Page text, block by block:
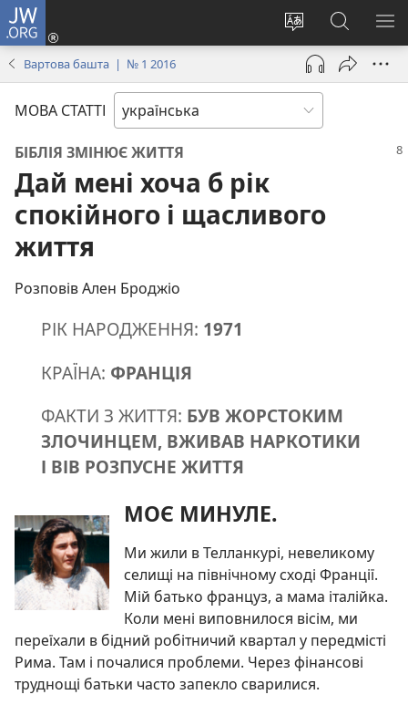
JW.ORG
Змінити
мову
сайту
Увійти
(відкривається
новому
вікні)
Пошук
на
сайті
Вартова башта | № 1 2016
МОВА СТАТТІ
БІБЛІЯ ЗМІНЮЄ ЖИТТЯ
Дай мені хоча б рік
спокійного і щасливого
життя
Розповів Ален Броджіо
РІК НАРОДЖЕННЯ: 1971
КРАЇНА: ФРАНЦІЯ
ФАКТИ З ЖИТТЯ: БУВ ЖОРСТОКИМ
ЗЛОЧИНЦЕМ, ВЖИВАВ НАРКОТИКИ
І ВІВ РОЗПУСНЕ ЖИТТЯ
МОЄ МИНУЛЕ.
Ми жили в Телланкурі, невеликому
селищі на північному сході Франції.
Мій батько француз, а мама італійка.
Коли мені виповнилося вісім, ми
переїхали в бідний робітничий квартал у передмісті
Рима. Там і почалися проблеми. Через фінансові
труднощі батьки часто запекло сварилися.